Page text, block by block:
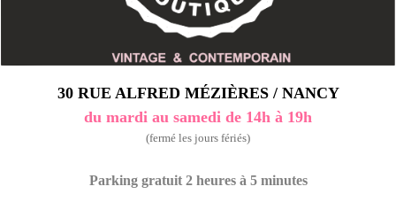
30 RUE ALFRED MÉZIÈRES / NANCY
du mardi au samedi de 14h à 19h
(fermé les jours fériés)
Parking gratuit 2 heures à 5 minutes